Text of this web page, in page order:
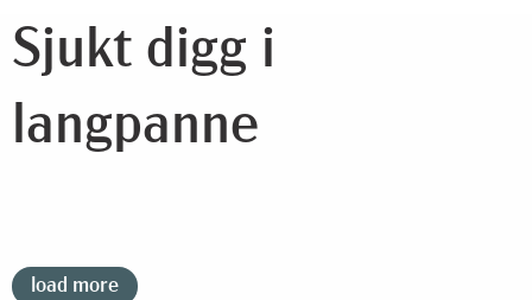
Sjukt digg i
langpanne
load more